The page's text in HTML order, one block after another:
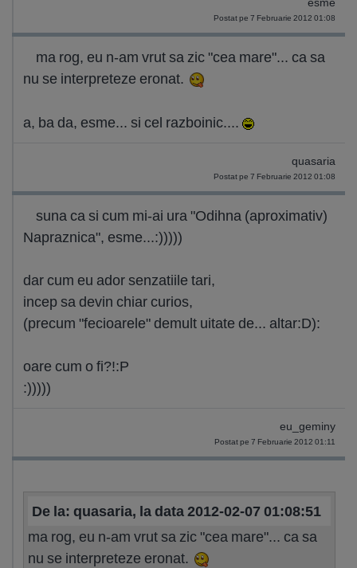
esme
Postat pe 7 Februarie 2012 01:08
ma rog, eu n-am vrut sa zic "cea mare"... ca sa
nu se interpreteze eronat.
a, ba da, esme... si cel razboinic....
quasaria
Postat pe 7 Februarie 2012 01:08
suna ca si cum mi-ai ura "Odihna (aproximativ)
Napraznica", esme...:)))))
dar cum eu ador senzatiile tari,
incep sa devin chiar curios,
(precum "fecioarele" demult uitate de... altar:D):
oare cum o fi?!:P
:)))))
eu_geminy
Postat pe 7 Februarie 2012 01:11
De la: quasaria, la data 2012-02-07 01:08:51
ma rog, eu n-am vrut sa zic "cea mare"... ca sa
nu se interpreteze eronat.